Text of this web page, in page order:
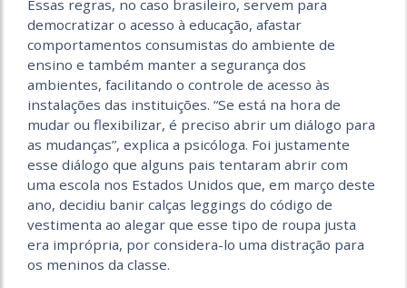
Essas regras, no caso brasileiro, servem para
democratizar o acesso à educação, afastar
comportamentos consumistas do ambiente de
ensino e também manter a segurança dos
ambientes, facilitando o controle de acesso às
instalações das instituições. “Se está na hora de
mudar ou flexibilizar, é preciso abrir um diálogo para
as mudanças”, explica a psicóloga. Foi justamente
esse diálogo que alguns pais tentaram abrir com
uma escola nos Estados Unidos que, em março deste
ano, decidiu banir calças leggings do código de
vestimenta ao alegar que esse tipo de roupa justa
era imprópria, por considera-lo uma distração para
os meninos da classe.